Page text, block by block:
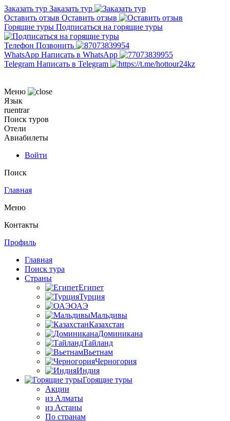
Заказать тур Заказать тур
Оставить отзыв Оставить отзыв
Горящие туры Подписаться на горящие туры
Телефон Позвонить
WhatsApp Написать в WhatsApp
Telegram Написать в Telegram
Меню
Язык
ruentrar
Поиск туров
Отели
Авиабилеты
Войти
Поиск
Главная
Меню
Контакты
Профиль
Главная
Поиск тура
Страны
Египет
Турция
ОАЭ
Мальдивы
Казахстан
Доминикана
Тайланд
Вьетнам
Черногория
Индия
Горящие туры
Акции
из Алматы
из Астаны
По странам